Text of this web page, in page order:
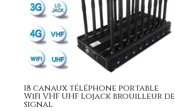
18 canaux téléphone portable
WiFi VHF UHF Lojack brouilleur de
signal